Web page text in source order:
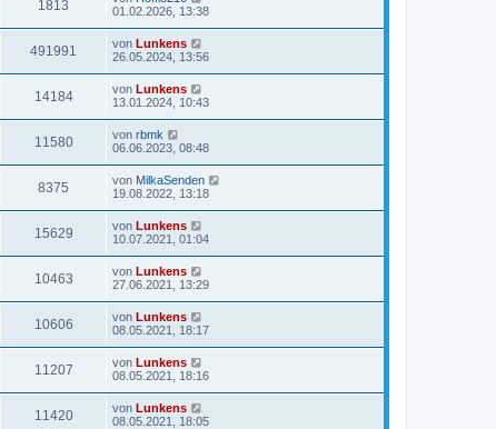
1813
01.02.2026, 13:38
491991 von Lunkens
26.05.2024, 13:56
14184 von Lunkens
13.01.2024, 10:43
11580 von rbmk
06.06.2023, 08:48
8375 von MilkaSenden
19.08.2022, 13:18
15629 von Lunkens
10.07.2021, 01:04
10463 von Lunkens
27.06.2021, 13:29
10606 von Lunkens
08.05.2021, 18:17
11207 von Lunkens
08.05.2021, 18:16
11420 von Lunkens
08.05.2021, 18:05